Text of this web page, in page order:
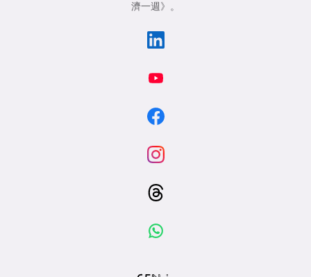
濟一週》 。